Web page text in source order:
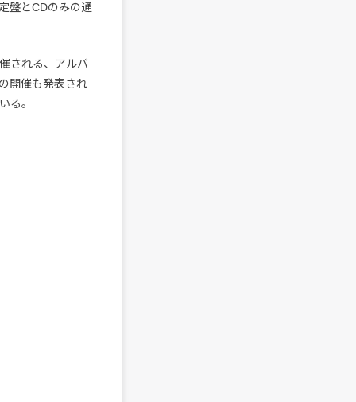
盤とCDのみの通
される、アルバ
開催も発表され
る。